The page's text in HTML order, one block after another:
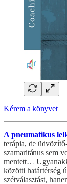
Kérem a könyvet
A pneumatikus
terápia, de
szamaritánus sem
mentett…
közötti határtérség
szétválasztást,